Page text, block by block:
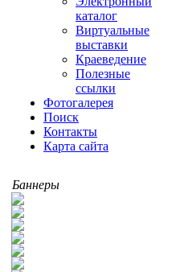
каталог
Виртуальные
выставки
Краеведение
Полезные
ссылки
Фотогалерея
Поиск
Контакты
Карта сайта
Баннеры